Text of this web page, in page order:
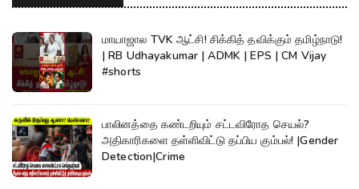
மாயாஜால TVK ஆட்சி! சிக்கித் தவிக்கும் தமிழ்நாடு!
| RB Udhayakumar | ADMK | EPS | CM Vijay
#shorts
பாலினத்தை கண்டறியும் சட்டவிரோத செயல்?
அதிகாரிகளை தள்ளிவிட்டு தப்பிய கும்பல்! |Gender
Detection|Crime